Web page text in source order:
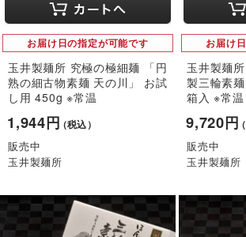
お届け日の指定が可能です
玉井製麺所 究極の極細麺 「円
熟の細古物素麺 天の川」 お試
し用 450g ※常温
1,944円（税込）
販売中
玉井製麺所
お届け
玉井製麺
製三輪素
箱入 ※常温
9,720円
販売中
玉井製麺所